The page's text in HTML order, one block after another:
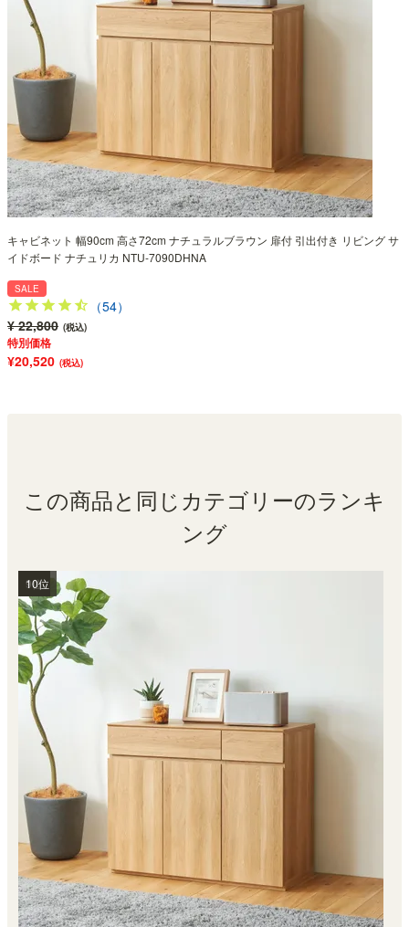
キャビネット 幅90cm 高さ72cm ナチュラルブラウン 扉付 引出付き リビング サ
イドボード ナチュリカ NTU-7090DHNA
SALE
（54）
¥ 22,800 (税込)
特別価格
¥20,520 (税込)
この商品と同じカテゴリーのランキ
ング
1位
2位
3位
4位
5位
6位
7位
8位
9位
10位